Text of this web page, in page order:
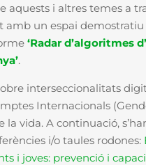
aquests i altres temes a
amb un espai
‘Radar d’algoritmes
.
interseccionalitats
Internacionals
vida. A continuació,
i/o taules rodones:
i joves: prevenció i